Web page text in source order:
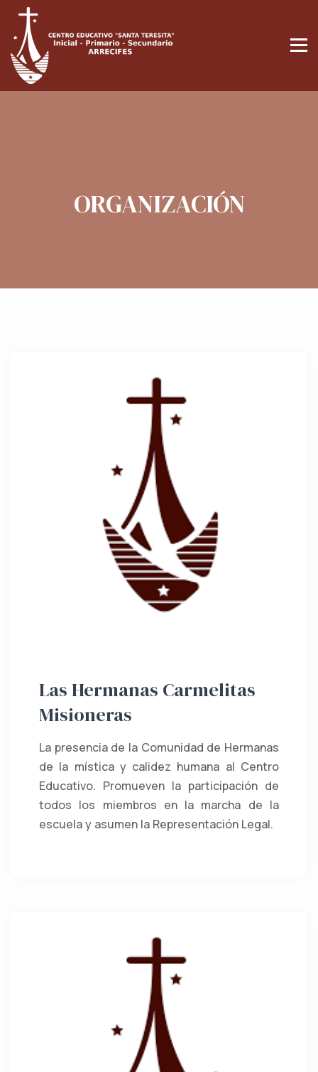
ORGANIZACIÓN
Las Hermanas Carmelitas
Misioneras
La presencia de la Comunidad de Hermanas
de la mística y calidez humana al Centro
Educativo. Promueven la participación de
todos los miembros en la marcha de la
escuela y asumen la Representación Legal.